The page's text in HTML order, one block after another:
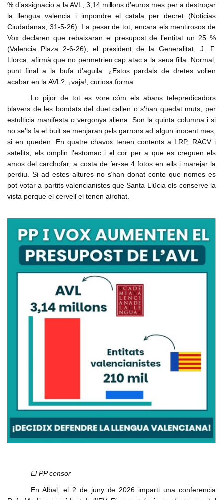
% d’assignacio a la AVL, 3,14 millons d’euros mes per a destroçar
la llengua valencia i impondre el catala per decret (Noticias
Ciudadanas, 31-5-26). I a pesar de tot, encara els mentirosos de
Vox declaren que rebaixaran el presupost de l’entitat un 25 %
(Valencia Plaza 2-6-26), el president de la Generalitat, J. F.
Llorca, afirmà que no permetrien cap atac a la seua filla. Normal,
punt final a la bufa d’aguila. ¿Estos pardals de dretes volien
acabar en la AVL?, ¡vaja!, curiosa forma.
Lo pijor de tot es vore cóm els abans telepredicadors
blavers de les bondats del duet callen o s’han quedat muts, per
estulticia manifesta o vergonya aliena. Son la quinta columna i si
no se’ls fa el buit se menjaran pels garrons ad algun inocent mes,
si en queden. En quatre chavos tenen contents a LRP, RACV i
satelits, els omplin l’estomac i el cor per a que es creguen els
amos del carchofar, a costa de fer-se 4 fotos en ells i marejar la
perdiu. Si ad estes altures no s’han donat conte que nomes es
pot votar a partits valencianistes que Santa Llücia els conserve la
vista perque el cervell el tenen atrofiat.
El PP censor
En Albal, el 2 de juny de 2026 imparti una conferencia